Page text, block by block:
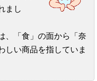
まし
、「食」の面から「奈
しい商品を指していま